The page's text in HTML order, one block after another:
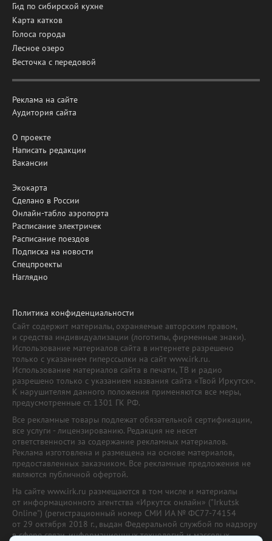
Гид по сибирской кухне
Карта катков
Голоса города
Лесное озеро
Весточка с передовой
Реклама на сайте
Аудитория сайта
О проекте
Написать редакции
Вакансии
Экокарта
Сделано в России
Онлайн-табло аэропорта
Расписание электричек
Расписание поездов
Подписка на новости
Спецпроекты
Наглядно
Политика конфиденциальности
Сайт содержит материалы, охраняемые авторским правом,
и средства индивидуализации (логотипы, фирменные знаки).
Использование материалов сайта в интернете разрешено
только с указанием гиперссылки на сайт www.irk.ru.
Использование материалов сайта в печати, ТВ и радио
разрешено только с указанием названия сайта «Твой Иркутск».
К нарушителям данного положения применяются все меры,
предусмотренные ст. 1301 ГК РФ.
Все рекламные товары подлежат обязательной сертификации,
все услуги - лицензированию. Редакция не несет
ответственности за содержание рекламных материалов.
Реклама изготовлена и размещена на основе материалов,
предоставленных заказчиком. Все рекламные предложения не
являются публичной офертой.
На сайте www.irk.ru размещаются в том числе и материалы
от информационного агентства «Иркутск онлайн» ("Irkutsk
Online") (регистрационный номер СМИ ИА № ФС77-74154
от 29 октября 2018 г., выдан Федеральной службой по надзору
в сфере связи, информационных технологий и массовых